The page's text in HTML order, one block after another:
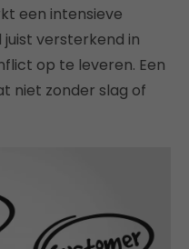
een intensieve
versterkend in
op te leveren. Een
niet zonder slag of